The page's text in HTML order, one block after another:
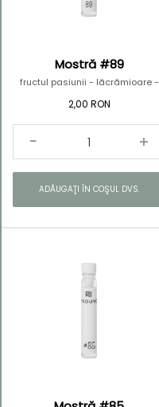
Mostră #89
fructul pasiunii - lăcrămioare -
lemn de santal
2,00 RON
ADĂUGAŢI ÎN COŞUL DVS.